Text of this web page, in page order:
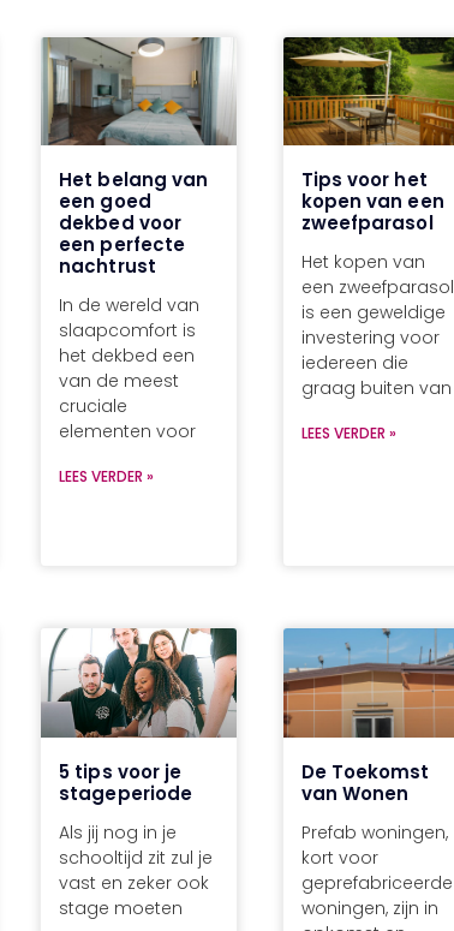
Het belang van
een goed
dekbed voor
een perfecte
nachtrust
In de wereld van
slaapcomfort is
het dekbed een
van de meest
cruciale
elementen voor
LEES VERDER »
Tips voor het
kopen van een
zweefparasol
Het kopen van
een zweefparasol
is een geweldige
investering voor
iedereen die
graag buiten van
LEES VERDER »
5 tips voor je
stageperiode
Als jij nog in je
schooltijd zit zul je
vast en zeker ook
stage moeten
De Toekomst
van Wonen
Prefab woningen,
kort voor
geprefabriceerde
woningen, zijn in